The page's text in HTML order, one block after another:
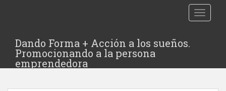
Dando Forma + Acción a los sueños.
Promocionando a la persona
emprendedora